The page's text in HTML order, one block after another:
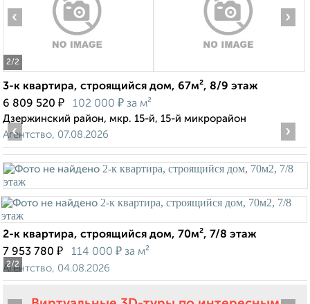
2/2
‹ ›
3-к квартира, строящийся дом, 67м², 8/9 этаж
6 809 520 ₽ 102 000 ₽ за м²
Дзержинский район, мкр. 15-й, 15-й микрорайон
Агентство, 07.08.2026
2/2
‹ ›
2-к квартира, строящийся дом, 70м², 7/8 этаж
7 953 780 ₽ 114 000 ₽ за м²
Агентство, 04.08.2026